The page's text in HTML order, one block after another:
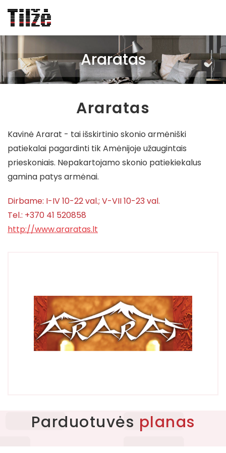
Avalynė ir galanterija
Drabužiai
Maisto prekės ir gėrimai
Dovanos ir aksesuarai
Grožis ir sveikata
Prekės namams
Naminių gyvūnų priežiūros prekės
Kita
Araratas
Araratas
Kavinė Ararat - tai išskirtinio skonio armėniški
patiekalai pagardinti tik Amėnijoje užaugintais
prieskoniais. Nepakartojamo skonio patiekiekalus
gamina patys armėnai.
Dirbame: I-IV 10-22 val.; V-VII 10-23 val.
Tel.: +370 41 520858
http://www.araratas.lt
Parduotuvės planas